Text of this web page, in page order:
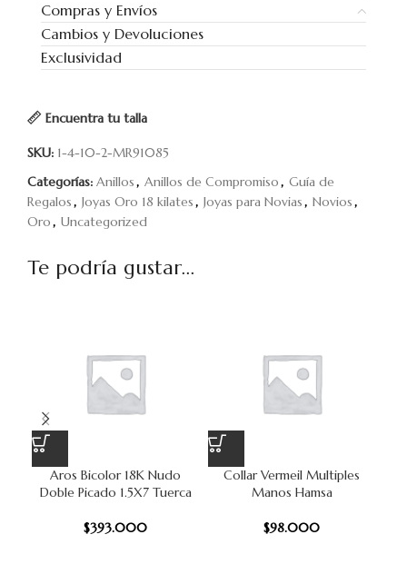
Encuentra tu talla
Compras y Envíos
Cambios y Devoluciones
Exclusividad
SKU: 1-4-10-2-MR91085
Categorías: Anillos, Anillos de Compromiso, Guía de
Regalos, Joyas Oro 18 kilates, Joyas para Novias, Novios,
Oro, Uncategorized
Te podría gustar...
Aros Bicolor 18K Nudo
Doble Picado 1.5X7 Tuerca
$393.000
Collar Vermeil Multiples
Manos Hamsa
$98.000